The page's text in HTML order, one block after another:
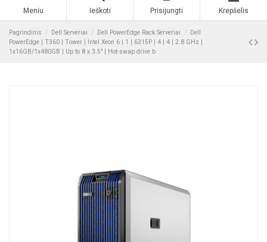
Meniu Ieškoti Prisijungti Krepšelis
Pagrindinis Dell Serveriai Dell PowerEdge Rack Serveriai
Dell
PowerEdge | T360 | Tower | Intel Xeon 6 | 1 | 6315P | 4 | 4 | 2.8 GHz |
1x16GB/1x480GB | Up to 8 x 3.5" | Hot-swap drive b